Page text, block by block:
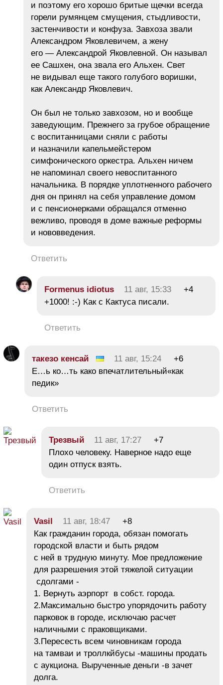
и поэтому его хорошо бритые щечки всегда
горели румянцем смущения, стыдливости,
застенчивости и конфуза. Завхоза звали
Александром Яковлевичем, а жену
его — Александрой Яковлевной. Он называл
ее Сашхен, она звала его Альхен. Свет
не видывал еще такого голубого воришки,
как Александр Яковлевич.
Он был не только завхозом, но и вообще
заведующим. Прежнего за грубое обращение
с воспитанницами сняли с работы
и назначили капельмейстером
симфонического оркестра. Альхен ничем
не напоминал своего невоспитанного
начальника. В порядке уплотненного рабочего
дня он принял на себя управление домом
и с пенсионерками обращался отменно
вежливо, проводя в доме важные реформы
и нововведения.
Ответить
Formenus idiotus 11 авг, 15:33
+4
+1000! :-) Как с Кактуса писали.
Ответить
такезо кенсай 11 авг, 15:24
+6
Е…ь ко…ть како впечатлительный«как
педик»
Ответить
Трезвый 11 авг, 17:27
+7
Плохо человеку. Наверное надо еще
один отпуск взять.
Ответить
Vasil 11 авг, 18:47
+8
Как гражданин города, обязан помогать
городской власти и быть рядом
с ней в трудную минуту. Мое предложение
для разрешения этой тяжелой ситуации
сдолгами -
1. Вернуть аэрпорт в собст. города.
2.Максимально быстро упорядочить работу
парковок в городе, исключаю расчет
наличными с праковщиками.
3.Пересесть всем чиновникам города
на тамваи и троллкйбусы -машины продать
с аукциона. Вырученные деньги -в зачет
долга.